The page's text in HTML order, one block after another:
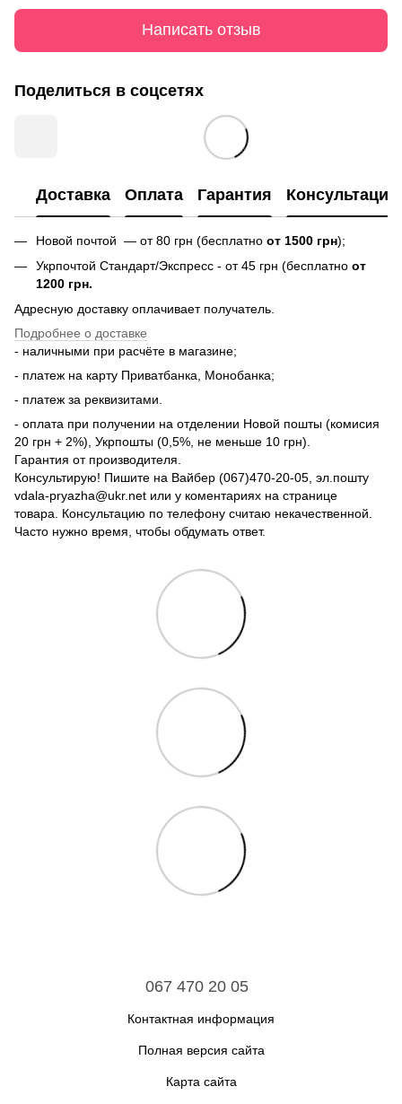
Написать отзыв
Поделиться в соцсетях
Доставка Оплата Гарантия Консультация
Новой почтой — от 80 грн (бесплатно от 1500 грн);
Укрпочтой Стандарт/Экспресс - от 45 грн (бесплатно от
1200 грн.
Адресную доставку оплачивает получатель.
Подробнее о доставке
- наличными при расчёте в магазине;
- платеж на карту Приватбанка, Монобанка;
- платеж за реквизитами.
- оплата при получении на отделении Новой пошты (комисия
20 грн + 2%), Укрпошты (0,5%, не меньше 10 грн).
Гарантия от производителя.
Консультирую! Пишите на Вайбер (067)470-20-05, эл.пошту
vdala-pryazha@ukr.net или у коментариях на странице
товара. Консультацию по телефону считаю некачественной.
Часто нужно время, чтобы обдумать ответ.
067 470 20 05
Контактная информация
Полная версия сайта
Карта сайта